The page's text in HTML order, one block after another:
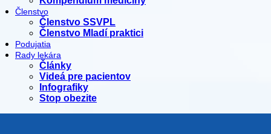
Členstvo
Členstvo SSVPL
Členstvo Mladí praktici
Podujatia
Rady lekára
Články
Videá pre pacientov
Infografiky
Stop obezite